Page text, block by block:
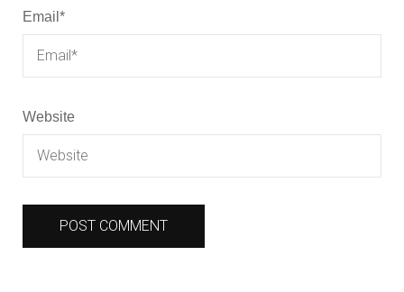
Email *
Website